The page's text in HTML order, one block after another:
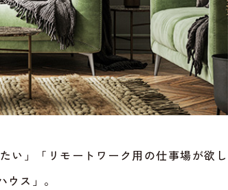
い」「リモートワーク用の仕事場が欲し
ス」。